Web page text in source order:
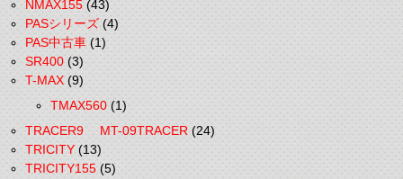
NMAX155(43)
PASシリーズ(4)
PAS中古車(1)
SR400(3)
T-MAX(9)
TMAX560(1)
TRACER9 MT-09TRACER(24)
TRICITY(13)
TRICITY155(5)